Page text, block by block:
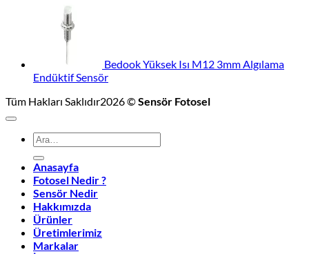
Bedook Yüksek Isı M12 3mm Algılama
Endüktif Sensör
Tüm Hakları Saklıdır2026 ©Sensör Fotosel
Ara:
Anasayfa
Fotosel Nedir ?
Sensör Nedir
Hakkımızda
Ürünler
Üretimlerimiz
Markalar